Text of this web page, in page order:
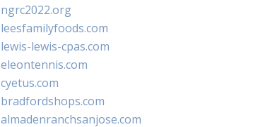
ngrc2022.org
leesfamilyfoods.com
lewis-lewis-cpas.com
eleontennis.com
cyetus.com
bradfordshops.com
almadenranchsanjose.com